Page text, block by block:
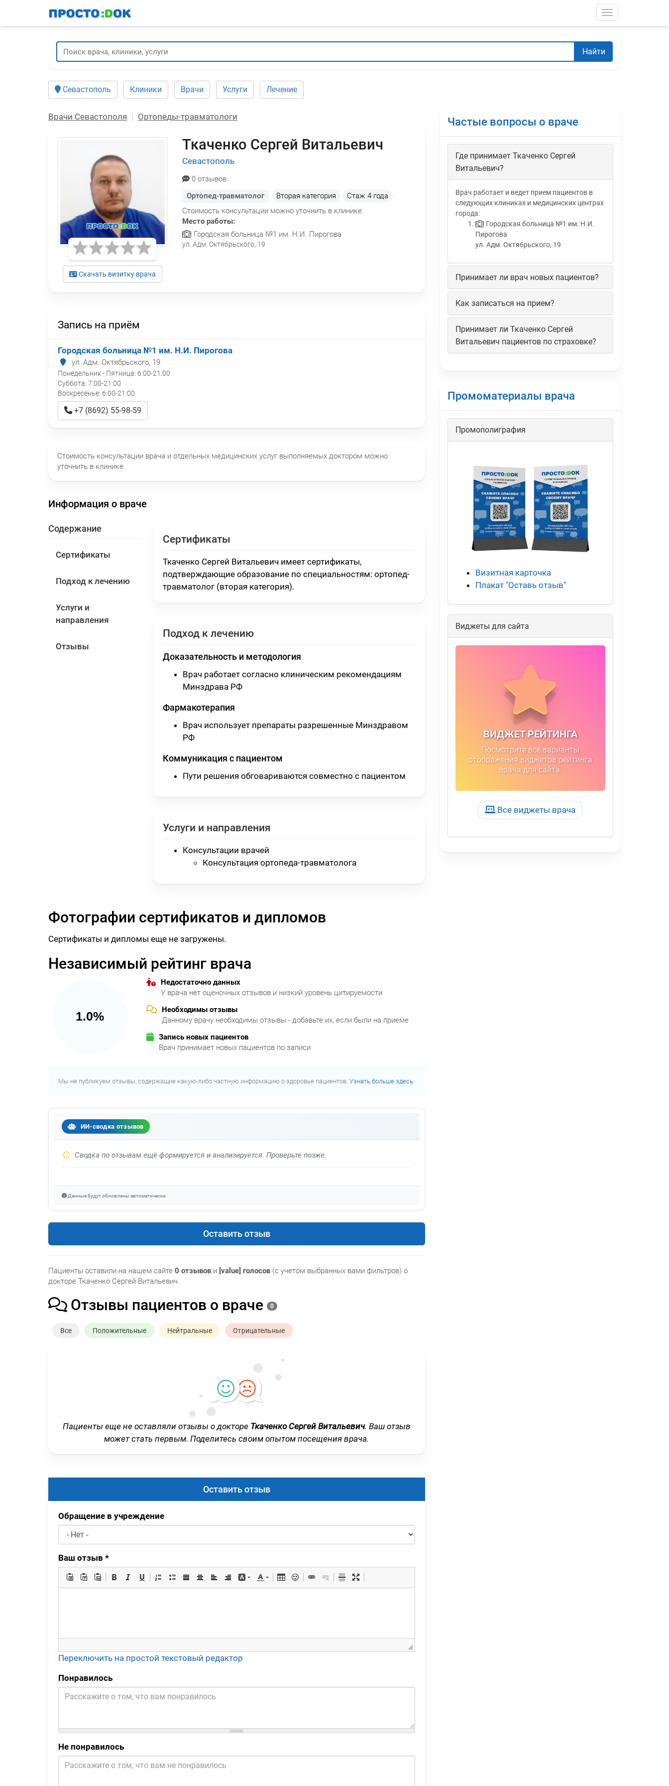
Toggle
Найти
Севастополь Клиники Врачи Услуги Лечение
Врачи Севастополя Ортопеды-травматологи
Скачать визитку врача
Ткаченко Сергей Витальевич
Севастополь
0 отзывов
Ортопед-травматолог
Вторая категория Стаж 4 года
Стоимость консультации можно уточнить в клинике.
Место работы:
Городская больница №1 им. Н.И. Пирогова
ул. Адм. Октябрьского, 19
Запись на приём
Городская больница №1 им. Н.И. Пирогова
ул. Адм. Октябрьского, 19
Понедельник - Пятница: 6:00-21:00
Суббота: 7:00-21:00
Воскресенье: 6:00-21:00
+7 (8692) 55-98-59
Стоимость консультации врача и отдельных медицинских услуг выполняемых доктором можно
уточнить в клинике.
Информация о враче
Содержание
Сертификаты
Подход к лечению
Услуги и
направления
Отзывы
Сертификаты
Ткаченко Сергей Витальевич имеет сертификаты,
подтверждающие образование по специальностям: ортопед-
травматолог (вторая категория).
Подход к лечению
Доказательность и методология
Врач работает согласно клиническим рекомендациям
Минздрава РФ
Фармакотерапия
Врач использует препараты разрешенные Минздравом
РФ
Коммуникация с пациентом
Пути решения обговариваются совместно с пациентом
Услуги и направления
Консультации врачей
Консультация ортопеда-травматолога
Фотографии сертификатов и дипломов
Сертификаты и дипломы еще не загружены.
Независимый рейтинг врача
1.0%
Недостаточно данных
У врача нет оценочных отзывов и низкий уровень цитируемости
Необходимы отзывы
Данному врачу необходимы отзывы - добавьте их, если были на приеме
Запись новых пациентов
Врач принимает новых пациентов по записи
Мы не публикуем отзывы, содержащие какую-либо частную информацию о здоровье пациентов. Узнать больше здесь.
ИИ-сводка отзывов
Сводка по отзывам ещё формируется и анализируется. Проверьте позже.
Данные будут обновлены автоматически.
Оставить отзыв
Пациенты оставили на нашем сайте 0 отзывов и [value] голосов (с учетом выбранных вами фильтров) о
докторе Ткаченко Сергей Витальевич.
Отзывы пациентов о враче 0
Все Положительные Нейтральные Отрицательные
Пациенты еще не оставляли отзывы о докторе Ткаченко Сергей Витальевич. Ваш отзыв
может стать первым. Поделитесь своим опытом посещения врача.
Оставить отзыв
Обращение в учреждение
Ваш отзыв *
Переключить на простой текстовый редактор
Понравилось
Не понравилось
Частые вопросы о враче
Где принимает Ткаченко Сергей
Витальевич?
Врач работает и ведет прием пациентов в
следующих клиниках и медицинских центрах
города:
Городская больница №1 им. Н.И.
Пирогова
ул. Адм. Октябрьского, 19
Принимает ли врач новых пациентов?
Как записаться на прием?
Принимает ли Ткаченко Сергей
Витальевич пациентов по страховке?
Промоматериалы врача
Промополиграфия
Визитная карточка
Плакат "Оставь отзыв"
Виджеты для сайта
ВИДЖЕТ РЕЙТИНГА
Посмотрите все варианты
отображения виджетов рейтинга
врача для сайта.
Все виджеты врача